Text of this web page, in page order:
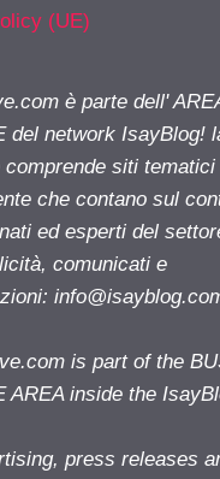
(UE)
è parte dell'
del network IsayBlog!
comprende siti
che contano sul
ed esperti del
comunicati e
is part of the
AREA inside the
press releases